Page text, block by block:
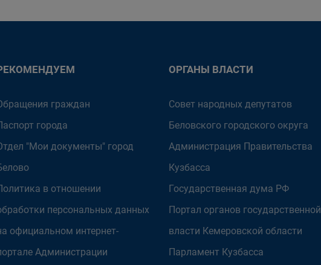
граждан
города
"Мои документы" город
в отношении
персональных данных
официальном интернет-
Администрации
ОРГАНЫ ВЛАСТИ
Совет народных депутатов
Беловского городского округа
Администрация Правительства
Кузбасса
Государственная дума РФ
Портал органов государственной
власти Кемеровской области
Парламент Кузбасса